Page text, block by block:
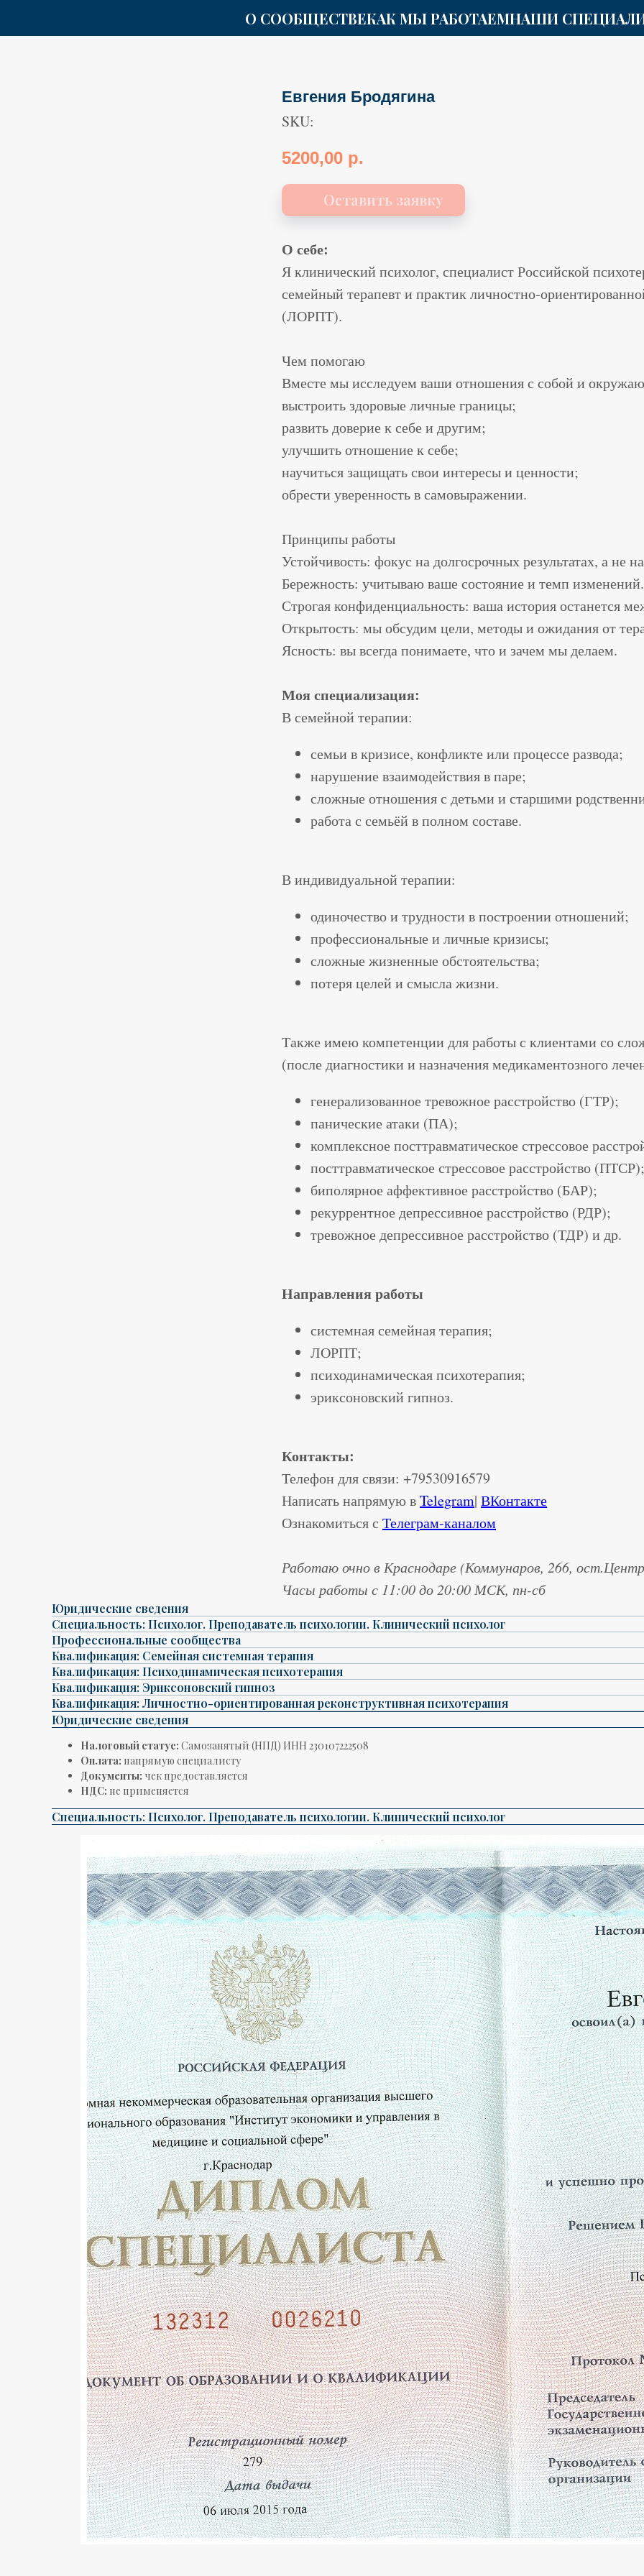
О СООБЩЕСТВЕКАК МЫ РАБОТАЕМНАШИ
Евгения Бродягина
SKU:
5200,00 р.
Оставить заявку
О себе:
Я клинический психолог, специалист Российской
семейный терапевт и практик
(ЛОРПТ).
Чем помогаю
Вместе мы исследуем ваши отношения с собой и
выстроить здоровые личные границы;
развить доверие к себе и другим;
улучшить отношение к себе;
научиться защищать свои интересы и ценности;
обрести уверенность в самовыражении.
Принципы работы
Устойчивость: фокус на долгосрочных результатах, а не
Бережность: учитываю ваше состояние и темп изменений.
Строгая конфиденциальность: ваша история останется
Открытость: мы обсудим цели, методы и ожидания от
Ясность: вы всегда понимаете, что и зачем мы делаем.
Моя специализация:
В семейной терапии:
семьи в кризисе, конфликте или процессе развода;
нарушение взаимодействия в паре;
сложные отношения с детьми и старшими
работа с семьёй в полном составе.
В индивидуальной терапии:
одиночество и трудности в построении отношений;
профессиональные и личные кризисы;
сложные жизненные обстоятельства;
потеря целей и смысла жизни.
Также имею компетенции для работы с клиентами со
(после диагностики и назначения медикаментозного
генерализованное тревожное расстройство (ГТР);
панические атаки (ПА);
комплексное посттравматическое стрессовое
посттравматическое стрессовое расстройство (ПТСР);
биполярное аффективное расстройство (БАР);
рекуррентное депрессивное расстройство (РДР);
тревожное депрессивное расстройство (ТДР) и др.
Направления работы
системная семейная терапия;
ЛОРПТ;
психодинамическая психотерапия;
эриксоновский гипноз.
Контакты:
Телефон для связи: +79530916579
Написать напрямую вTelegram| ВКонтакте
Ознакомиться с Телеграм-каналом
Работаю очно в Краснодаре (Коммунаров, 266,
Часы работы с 11:00 до 20:00 МСК, пн-сб
Юридические сведения
Специальность: Психолог. Преподаватель психологии. Клинический психолог
Профессиональные сообщества
Квалификация: Семейная системная терапия
Квалификация: Психодинамическая психотерапия
Квалификация: Эриксоновский гипноз
Квалификация: Личностно-ориентированная реконструктивная психотерапия
Юридические сведения
Налоговый статус: Самозанятый (НПД) ИНН 230107222508
Оплата: напрямую специалисту
Документы: чек предоставляется
НДС: не применяется
Специальность: Психолог. Преподаватель психологии. Клинический психолог